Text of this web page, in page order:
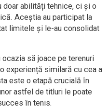
doar abilități tehnice, ci și o
Aceștia au participat la
limitele și le-au consolidat
să joace pe terenuri
experiență similară cu cea a
este o etapă crucială în
astfel de titluri le poate
în tenis.